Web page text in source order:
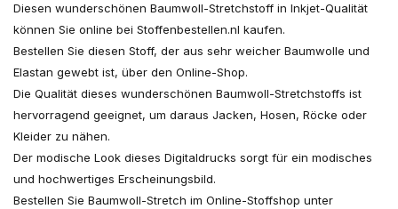
Diesen wunderschönen Baumwoll-Stretchstoff in Inkjet-Qualität
können Sie online bei Stoffenbestellen.nl kaufen.
Bestellen Sie diesen Stoff, der aus sehr weicher Baumwolle und
Elastan gewebt ist, über den Online-Shop.
Die Qualität dieses wunderschönen Baumwoll-Stretchstoffs ist
hervorragend geeignet, um daraus Jacken, Hosen, Röcke oder
Kleider zu nähen.
Der modische Look dieses Digitaldrucks sorgt für ein modisches
und hochwertiges Erscheinungsbild.
Bestellen Sie Baumwoll-Stretch im Online-Stoffshop unter